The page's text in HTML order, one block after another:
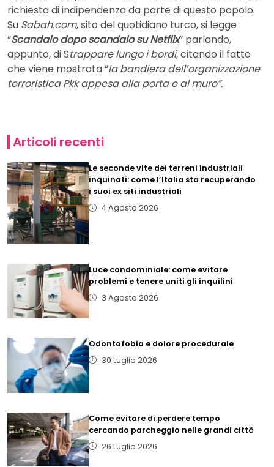
richiesta di indipendenza da parte di questo popolo.
Su Sabah.com, sito del quotidiano turco, si legge
“Scandalo dopo scandalo su Netflix” parlando,
appunto, di Strappare lungo i bordi, citando il fatto
che viene mostrata “la bandiera dell’organizzazione
terroristica Pkk appesa alla porta e al muro”.
Articoli recenti
Le seconde vite dei terreni industriali
inquinati: come l’Italia sta recuperando
i suoi ex siti industriali
4 Agosto 2026
Luce condominiale: come evitare
problemi e tenere uniti gli inquilini
3 Agosto 2026
Odontofobia e dolore procedurale
30 Luglio 2026
Come evitare di perdere tempo
cercando parcheggio nelle grandi città
26 Luglio 2026